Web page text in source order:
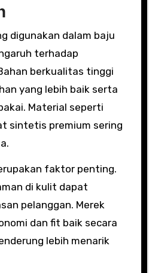
digunakan dalam baju
terhadap
berkualitas tinggi
yang lebih baik serta
Material seperti
sintetis premium sering
faktor penting.
di kulit dapat
pelanggan. Merek
dan fit baik secara
lebih menarik